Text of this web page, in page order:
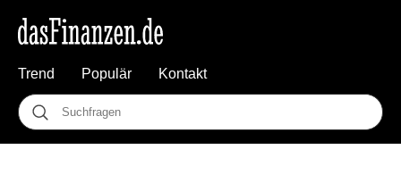
Trend Populär Kontakt